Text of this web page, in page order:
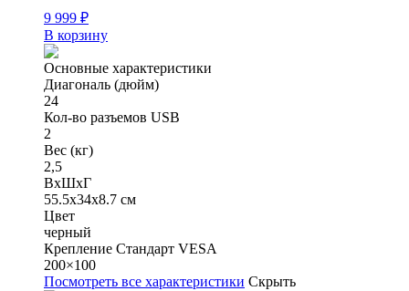
9 999 ₽
В корзину
Основные характеристики
Диагональ (дюйм)
24
Кол-во разъемов USB
2
Вес (кг)
2,5
ВхШхГ
55.5x34x8.7 см
Цвет
черный
Крепление Стандарт VESA
200×100
Посмотреть все характеристики Скрыть